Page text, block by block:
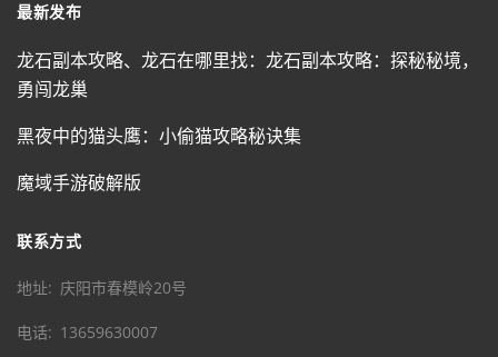
最新发布
龙石副本攻略、龙石在哪里找：龙石副本攻略：探秘秘境，
勇闯龙巢
黑夜中的猫头鹰：小偷猫攻略秘诀集
魔域手游破解版
联系方式
地址 庆阳市春模岭20号
电话 13659630007